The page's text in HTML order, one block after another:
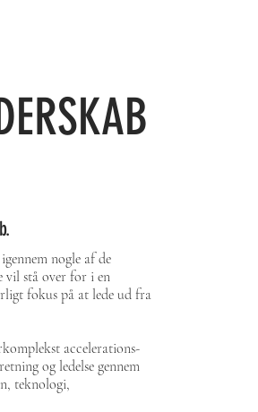
nogle af de
vil stå over for i en
fokus på at lede ud fra
accelerations-
og ledelse gennem
teknologi,